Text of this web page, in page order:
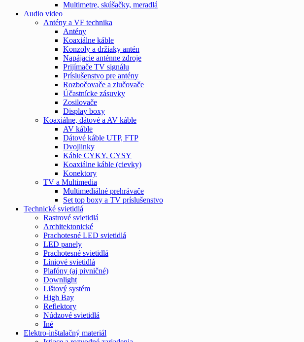
Multimetre, skúšačky, meradlá
Audio video
Antény a VF technika
Antény
Koaxiálne káble
Konzoly a držiaky antén
Napájacie anténne zdroje
Prijímače TV signálu
Príslušenstvo pre antény
Rozbočovače a zlučovače
Účastnícke zásuvky
Zosilovače
Display boxy
Koaxiálne, dátové a AV káble
AV káble
Dátové káble UTP, FTP
Dvojlinky
Káble CYKY, CYSY
Koaxiálne káble (cievky)
Konektory
TV a Multimedia
Multimediálné prehrávače
Set top boxy a TV príslušenstvo
Technické svietidlá
Rastrové svietidlá
Architektonické
Prachotesné LED svietidlá
LED panely
Prachotesné svietidlá
Líniové svietidlá
Plafóny (aj pivničné)
Downlight
Lištový systém
High Bay
Reflektory
Núdzové svietidlá
Iné
Elektro-inštalačný materiál